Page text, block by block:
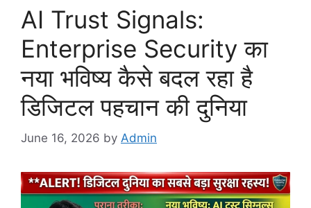
AI Trust Signals:
Enterprise Security का
नया भविष्य कैसे बदल रहा है
डिजिटल पहचान की दुनिया
June 16, 2026 by Admin